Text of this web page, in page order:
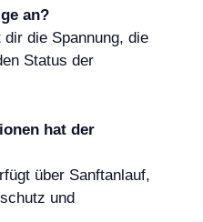
an?
die Spannung, die
Status der
hat der
über Sanftanlauf,
und